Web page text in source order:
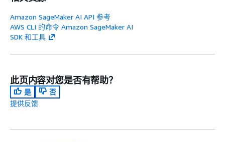
Amazon SageMaker AI API 参考
AWS CLI 的命令 Amazon SageMaker AI
SDK 和工具
此页内容对您是否有帮助？
是
否
提供反馈